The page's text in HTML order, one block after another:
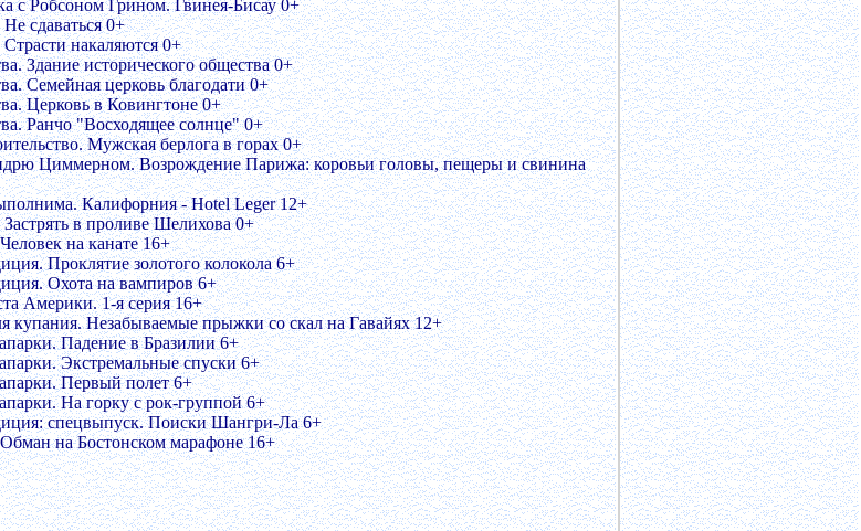
с Робсоном Грином. Гвинея-Бисау 0+
сдаваться 0+
накаляются 0+
Здание исторического общества 0+
Семейная церковь благодати 0+
Церковь в Ковингтоне 0+
Ранчо "Восходящее солнце" 0+
Мужская берлога в горах 0+
Циммерном. Возрождение Парижа: коровьи головы, пещеры и свинина
Калифорния - Hotel Leger 12+
в проливе Шелихова 0+
на канате 16+
Проклятие золотого колокола 6+
Охота на вампиров 6+
Америки. 1-я серия 16+
купания. Незабываемые прыжки со скал на Гавайях 12+
Падение в Бразилии 6+
Экстремальные спуски 6+
Первый полет 6+
На горку с рок-группой 6+
спецвыпуск. Поиски Шангри-Ла 6+
на Бостонском марафоне 16+